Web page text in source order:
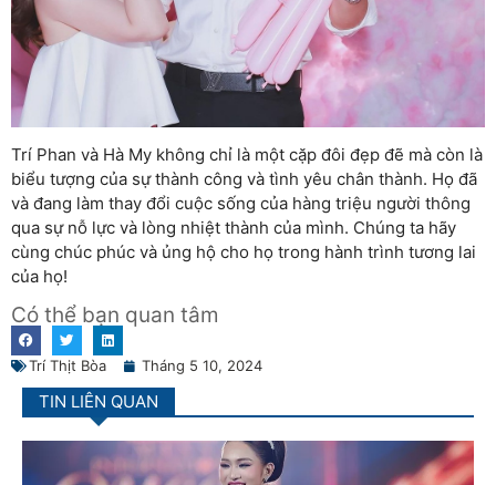
Trí Phan và Hà My không chỉ là một cặp đôi đẹp đẽ mà còn là
biểu tượng của sự thành công và tình yêu chân thành. Họ đã
và đang làm thay đổi cuộc sống của hàng triệu người thông
qua sự nỗ lực và lòng nhiệt thành của mình. Chúng ta hãy
cùng chúc phúc và ủng hộ cho họ trong hành trình tương lai
của họ!
Có thể bạn quan tâm
Trí Thịt Bòa Tháng 5 10, 2024
TIN LIÊN QUAN